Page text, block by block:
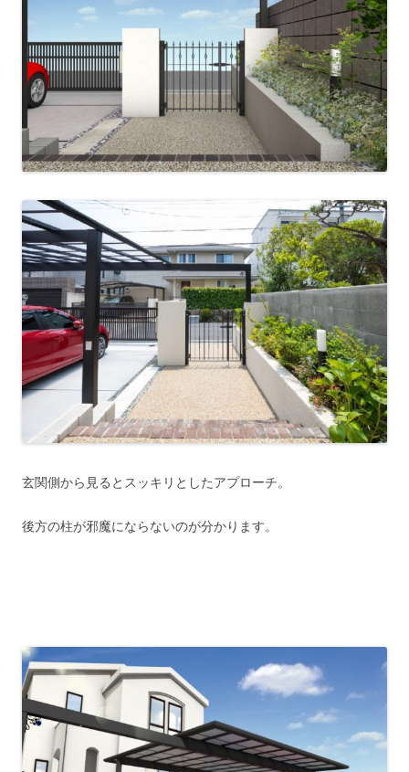
玄関側から見るとスッキリとしたアプローチ。
後方の柱が邪魔にならないのが分かります。